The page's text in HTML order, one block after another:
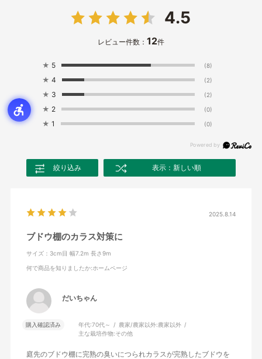
4.5
レビュー件数： 12件
★ 5 (8)
★ 4 (2)
★ 3 (2)
★ 2 (0)
★ 1 (0)
絞り込み 表示：新しい順
2025.8.14
ブドウ棚のカラス対策に
サイズ：3cm目 幅7.2m 長さ9m
何で商品を知りましたか:ホームページ
だいちゃん
購入確認済み 年代:70代～ 農家/農家以外:農家以外
主な栽培作物:その他
庭先のブドウ棚に完熟の臭いにつられカラスが完熟したブドウを